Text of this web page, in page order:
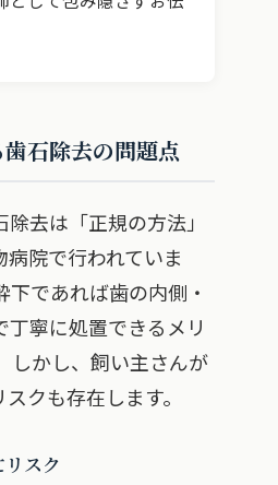
石除去の問題点
去は「正規の方法」
病院で行われていま
下であれば歯の内側・
丁寧に処置できるメリ
しかし、飼い主さんが
クも存在します。
スク